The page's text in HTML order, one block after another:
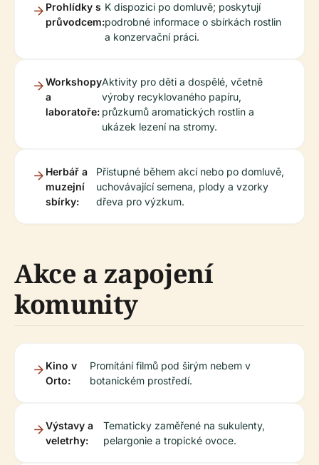
Prohlídky s
průvodcem:
K dispozici po domluvě; poskytují
podrobné informace o sbírkách rostlin
a konzervační práci.
Workshopy
a
laboratoře:
Aktivity pro děti a dospělé, včetně
výroby recyklovaného papíru,
průzkumů aromatických rostlin a
ukázek lezení na stromy.
Herbář a
muzejní
sbírky:
Přístupné během akcí nebo po domluvě,
uchovávající semena, plody a vzorky
dřeva pro výzkum.
Akce a zapojení
komunity
Kino v
Orto:
Promítání filmů pod širým nebem v
botanickém prostředí.
Výstavy a
veletrhy:
Tematicky zaměřené na sukulenty,
pelargonie a tropické ovoce.